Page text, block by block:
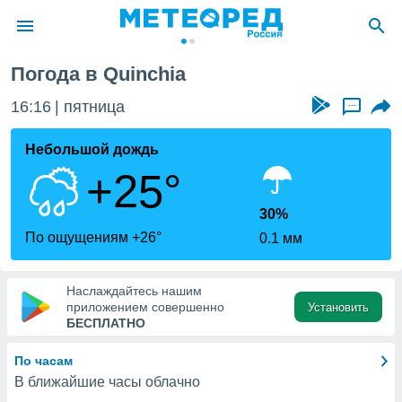
о
Вы можете
к этому
доступ
Погода в Quinchia
16:16 пятница ...
Небольшой дождь
+25°
По ощущениям +26°
30%
0.1 мм
Наслаждайтесь нашим
приложением совершенно
БЕСПЛАТНО
Установить
По часам
В ближайшие часы облачно